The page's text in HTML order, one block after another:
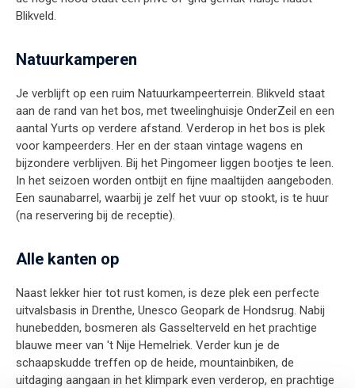
Blikveld.
Natuurkamperen
Je verblijft op een ruim Natuurkampeerterrein. Blikveld staat
aan de rand van het bos, met tweelinghuisje OnderZeil en een
aantal Yurts op verdere afstand. Verderop in het bos is plek
voor kampeerders. Her en der staan vintage wagens en
bijzondere verblijven. Bij het Pingomeer liggen bootjes te leen.
In het seizoen worden ontbijt en fijne maaltijden aangeboden.
Een saunabarrel, waarbij je zelf het vuur op stookt, is te huur
(na reservering bij de receptie).
Alle kanten op
Naast lekker hier tot rust komen, is deze plek een perfecte
uitvalsbasis in Drenthe, Unesco Geopark de Hondsrug. Nabij
hunebedden, bosmeren als Gasselterveld en het prachtige
blauwe meer van 't Nije Hemelriek. Verder kun je de
schaapskudde treffen op de heide, mountainbiken, de
uitdaging aangaan in het klimpark even verderop, en prachtige